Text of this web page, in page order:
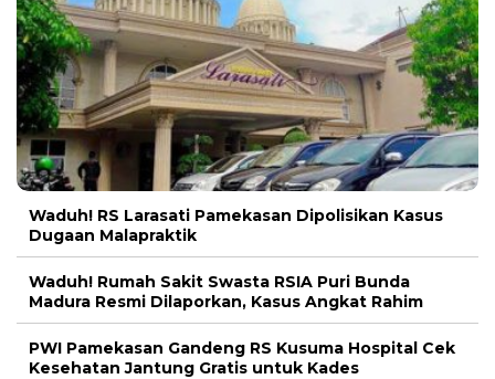
Waduh! RS Larasati Pamekasan Dipolisikan Kasus
Dugaan Malapraktik
Waduh! Rumah Sakit Swasta RSIA Puri Bunda
Madura Resmi Dilaporkan, Kasus Angkat Rahim
PWI Pamekasan Gandeng RS Kusuma Hospital Cek
Kesehatan Jantung Gratis untuk Kades